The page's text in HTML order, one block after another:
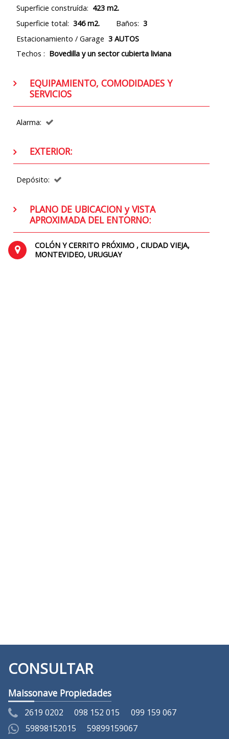
Superficie construída: 423 m2.
Superficie total: 346 m2. Baños: 3
Estacionamiento / Garage 3 AUTOS
Techos : Bovedilla y un sector cubierta liviana
EQUIPAMIENTO, COMODIDADES Y
SERVICIOS
Alarma:
EXTERIOR:
Depósito:
PLANO DE UBICACION y VISTA
APROXIMADA DEL ENTORNO:
COLÓN Y CERRITO PRÓXIMO , CIUDAD VIEJA,
MONTEVIDEO, URUGUAY
CONSULTAR
Maissonave Propiedades
2619 0202 098 152 015
099 159 067
59898152015
59899159067